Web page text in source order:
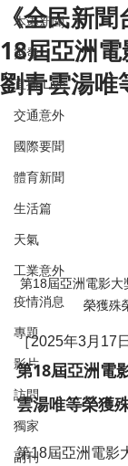
本港新聞
突發
直播 Live
交通意外
國際要聞
體育新聞
生活篇
天氣
工業意外
疫情消息
專題
影片
訪問
獨家
副刊
《全民新
18屆亞洲
劉青雲湯唯
第18屆亞洲電影大
榮獲殊
［2025年3月17日
第18屆亞洲電
雲湯唯等榮獲
第18屆亞洲電影